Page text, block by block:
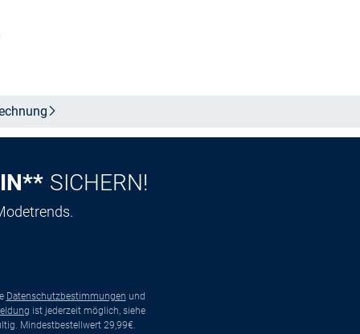
SICHERN!
Datenschutzbestimmungen und
ist jederzeit möglich, siehe
Mindestbestellwert 29,99€.